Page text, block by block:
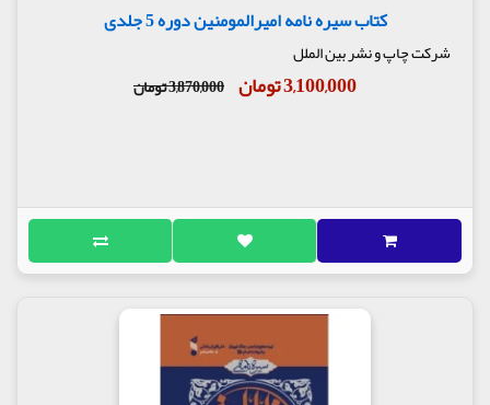
کتاب سیره نامه امیرالمومنین دوره 5 جلدی
شرکت چاپ و نشر بین الملل
3,100,000 تومان 3,870,000 تومان